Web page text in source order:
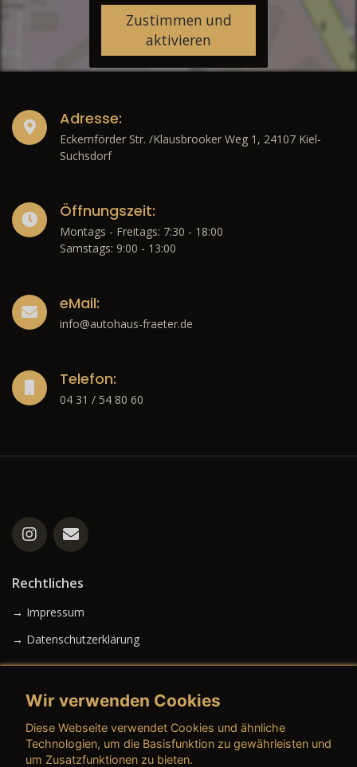
Zustimmen und
aktivieren
Adresse:
Eckernförder Str. /Klausbrooker Weg 1, 24107 Kiel-
Suchsdorf
Öffnungszeit:
Montags - Freitags: 7:30 - 18:00
Samstags: 9:00 - 13:00
eMail:
info@autohaus-fraeter.de
Telefon:
04 31 / 54 80 60
Rechtliches
→ Impressum
→ Datenschutzerklärung
→ AGB (Gebrauchtwagen)
Wir verwenden Cookies
Diese Webseite verwendet Cookies und ähnliche
Technologien, um die Basisfunktion zu gewährleisten und
um Zusatzfunktionen zu bieten.